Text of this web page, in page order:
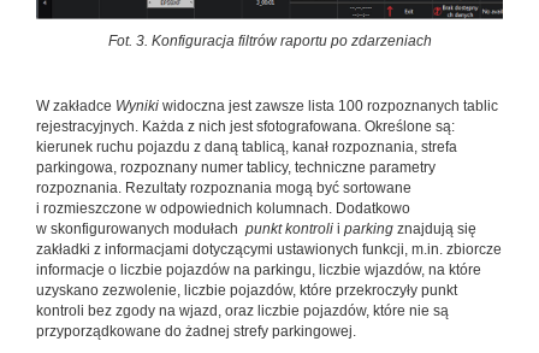
Fot. 3. Konfiguracja filtrów raportu po zdarzeniach
W zakładce Wyniki widoczna jest zawsze lista 100 rozpoznanych tablic
rejestracyjnych. Każda z nich jest sfotografowana. Określone są:
kierunek ruchu pojazdu z daną tablicą, kanał rozpoznania, strefa
parkingowa, rozpoznany numer tablicy, techniczne parametry
rozpoznania. Rezultaty rozpoznania mogą być sortowane
i rozmieszczone w odpowiednich kolumnach. Dodatkowo
w skonfigurowanych modułach punkt kontroli i parking znajdują się
zakładki z informacjami dotyczącymi ustawionych funkcji, m.in. zbiorcze
informacje o liczbie pojazdów na parkingu, liczbie wjazdów, na które
uzyskano zezwolenie, liczbie pojazdów, które przekroczyły punkt
kontroli bez zgody na wjazd, oraz liczbie pojazdów, które nie są
przyporządkowane do żadnej strefy parkingowej.